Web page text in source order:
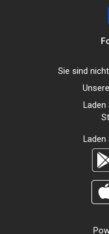
Sie sind
Laden
Laden